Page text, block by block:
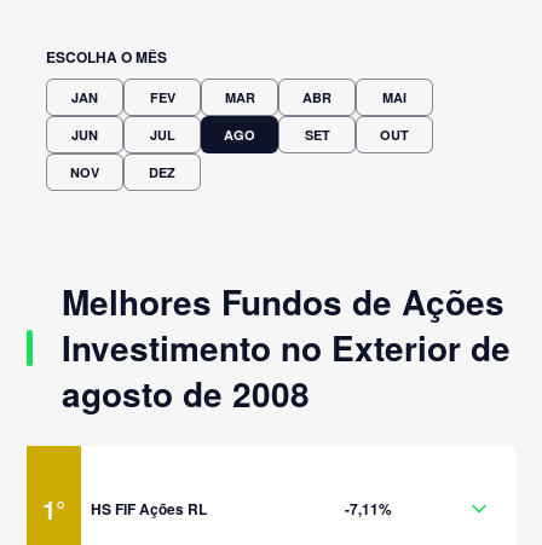
ESCOLHA O MÊS
JAN FEV MAR ABR MAI
JUN JUL AGO SET OUT
NOV DEZ
Melhores Fundos de Ações
Investimento no Exterior de
agosto de 2008
1° HS FIF Ações RL -7,11%